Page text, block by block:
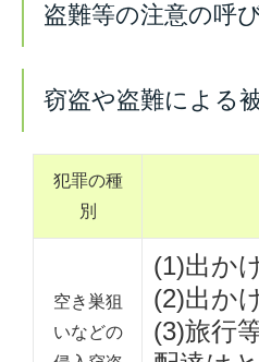
盗難等の注意の呼
窃盗や盗難による
犯罪の種
別
空き巣狙
いなどの
(1)出か
(2)出か
(3)旅行